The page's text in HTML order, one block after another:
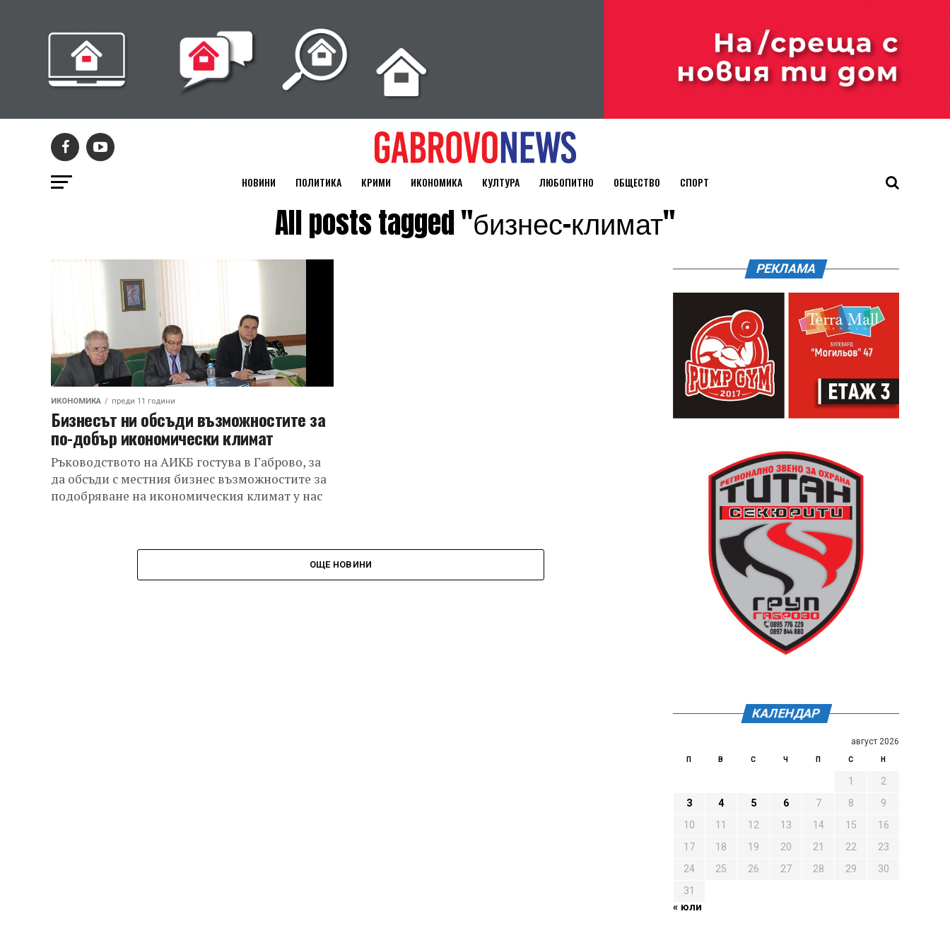
НОВИНИ ПОЛИТИКА КРИМИ ИКОНОМИКА КУЛТУРА ЛЮБОПИТНО ОБЩЕСТВО СПОРТ
All posts tagged "бизнес-климат"
ИКОНОМИКА преди 11 години
Бизнесът ни обсъди възможностите за
по-добър икономически климат
Ръководството на АИКБ гостува в Габрово, за
да обсъди с местния бизнес възможностите за
подобряване на икономическия климат у нас
ОЩЕ НОВИНИ
РЕКЛАМА
КАЛЕНДАР
август 2026
П В С Ч П С Н
1
2
3
4 5 6 7 8
9
10
11 12 13 14 15
16
17
18 19 20 21 22
23
24
25 26 27 28 29
30
31
« юли